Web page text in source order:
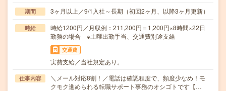
期間 3ヶ月以上／9/1入社～長期（初回2ヶ月、以降3ヶ月更新）
時給
時給1200円／月収例：211,200円＝1,200円×8時間×22日
勤務の場合 ※土曜出勤手当、交通費別途支給
交通費
実費支給／当社規定あり。
仕事内容
＼メール対応8割！／電話は確認程度で、頻度少なめ！モ
クモク進められる転職サポート事務のオシゴトです【…